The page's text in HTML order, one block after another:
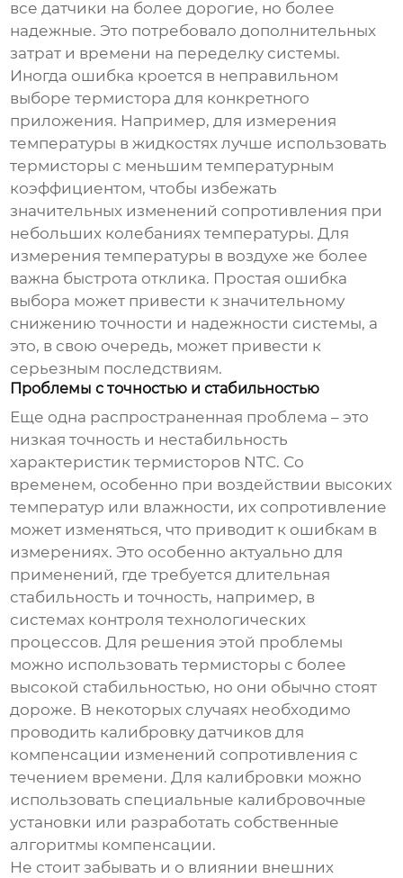
все датчики на более дорогие, но более
надежные. Это потребовало дополнительных
затрат и времени на переделку системы.
Иногда ошибка кроется в неправильном
выборе термистора для конкретного
приложения. Например, для измерения
температуры в жидкостях лучше использовать
термисторы с меньшим температурным
коэффициентом, чтобы избежать
значительных изменений сопротивления при
небольших колебаниях температуры. Для
измерения температуры в воздухе же более
важна быстрота отклика. Простая ошибка
выбора может привести к значительному
снижению точности и надежности системы, а
это, в свою очередь, может привести к
серьезным последствиям.
Проблемы с точностью и стабильностью
Еще одна распространенная проблема – это
низкая точность и нестабильность
характеристиктермисторов NTC. Со
временем, особенно при воздействии высоких
температур или влажности, их сопротивление
может изменяться, что приводит к ошибкам в
измерениях. Это особенно актуально для
применений, где требуется длительная
стабильность и точность, например, в
системах контроля технологических
процессов. Для решения этой проблемы
можно использовать термисторы с более
высокой стабильностью, но они обычно стоят
дороже. В некоторых случаях необходимо
проводить калибровку датчиков для
компенсации изменений сопротивления с
течением времени. Для калибровки можно
использовать специальные калибровочные
установки или разработать собственные
алгоритмы компенсации.
Не стоит забывать и о влиянии внешних